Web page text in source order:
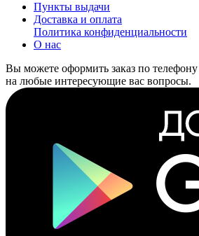
Пункты выдачи
Доставка и оплата
Политика конфиденциальности
О нас
Вы можете оформить заказ по
на любые интересующие вас вопросы.